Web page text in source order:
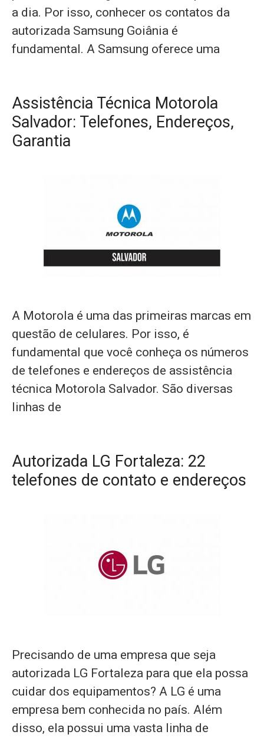
a dia. Por isso, conhecer os contatos da
autorizada Samsung Goiânia é
fundamental. A Samsung oferece uma
Assistência Técnica Motorola
Salvador: Telefones, Endereços,
Garantia
A Motorola é uma das primeiras marcas em
questão de celulares. Por isso, é
fundamental que você conheça os números
de telefones e endereços de assistência
técnica Motorola Salvador. São diversas
linhas de
Autorizada LG Fortaleza: 22
telefones de contato e endereços
Precisando de uma empresa que seja
autorizada LG Fortaleza para que ela possa
cuidar dos equipamentos? A LG é uma
empresa bem conhecida no país. Além
disso, ela possui uma vasta linha de